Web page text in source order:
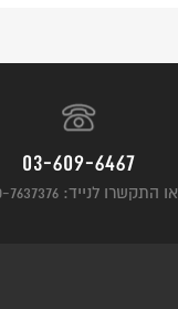
03-609-6467
או התקשרו לנייד: 050-7637376